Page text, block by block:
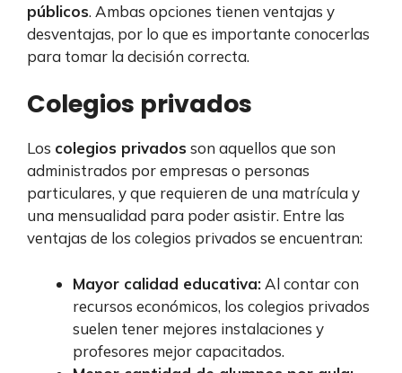
públicos. Ambas opciones tienen ventajas y
desventajas, por lo que es importante conocerlas
para tomar la decisión correcta.
Colegios privados
Los colegios privados son aquellos que son
administrados por empresas o personas
particulares, y que requieren de una matrícula y
una mensualidad para poder asistir. Entre las
ventajas de los colegios privados se encuentran:
Mayor calidad educativa: Al contar con
recursos económicos, los colegios privados
suelen tener mejores instalaciones y
profesores mejor capacitados.